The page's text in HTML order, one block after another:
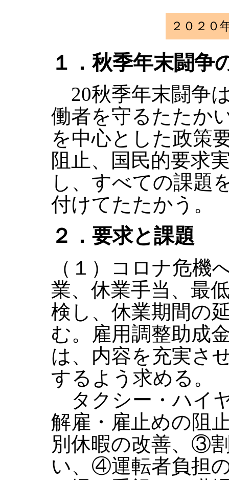
２０２０
１．秋季年末闘争
20秋季年末闘争
働者を守るたたか
を中心とした政策
阻止、国民的要求
し、すべての課題
付けてたたかう。
２．要求と課題
（１）コロナ危機
業、休業手当、最
検し、休業期間の
む。雇用調整助成
は、内容を充実さ
するよう求める。
タクシー・ハイ
解雇・雇止めの阻
別休暇の改善、③
い、④運転者負担